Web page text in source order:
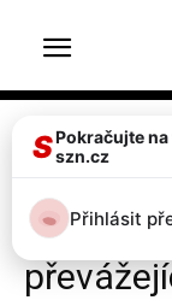
Doprava & nehody
Na
SPokračujte
szn.cz
Přihlásit